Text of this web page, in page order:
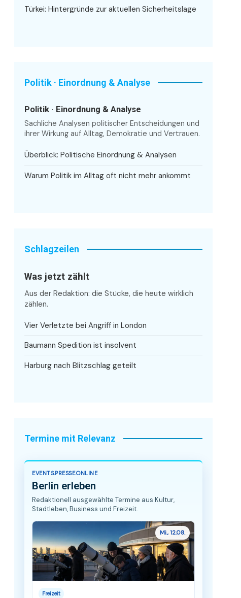
Türkei: Hintergründe zur aktuellen Sicherheitslage
Politik · Einordnung & Analyse
Politik · Einordnung & Analyse
Sachliche Analysen politischer Entscheidungen und
ihrer Wirkung auf Alltag, Demokratie und Vertrauen.
Überblick: Politische Einordnung & Analysen
Warum Politik im Alltag oft nicht mehr ankommt
Schlagzeilen
Was jetzt zählt
Aus der Redaktion: die Stücke, die heute wirklich
zählen.
Vier Verletzte bei Angriff in London
Baumann Spedition ist insolvent
Harburg nach Blitzschlag geteilt
Termine mit Relevanz
EVENTS.PRESSE.ONLINE
Berlin erleben
Redaktionell ausgewählte Termine aus Kultur,
Stadtleben, Business und Freizeit.
Mi., 12.08.
Freizeit